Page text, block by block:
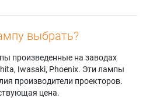
выбрать?
произведенные на заводах
Iwasaki, Phoenix. Эти лампы
производители проекторов.
цена.